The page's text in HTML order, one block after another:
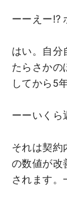
ーーえー⁉
はい。自分
たらさかの
してから5
ーーいくら
それは契約
の数値が改
されます。